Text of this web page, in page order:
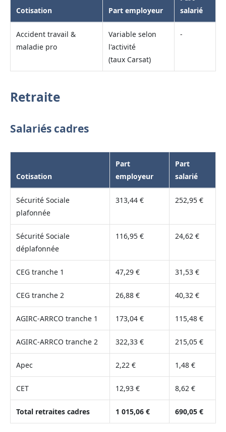
Cotisation Part employeur
salarié
Accident travail &
maladie pro
Variable selon
l'activité
(taux Carsat)
-
Retraite
Salariés cadres
Cotisation
Part
employeur
Part
salarié
Sécurité Sociale
plafonnée
313,44 € 252,95 €
Sécurité Sociale
déplafonnée
116,95 € 24,62 €
CEG tranche 1 47,29 € 31,53 €
CEG tranche 2 26,88 € 40,32 €
AGIRC-ARRCO tranche 1 173,04 € 115,48 €
AGIRC-ARRCO tranche 2 322,33 € 215,05 €
Apec 2,22 € 1,48 €
CET 12,93 € 8,62 €
Total retraites cadres 1 015,06 € 690,05 €